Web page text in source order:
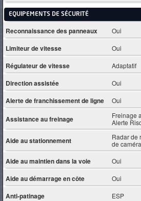
EQUIPEMENTS DE SÉCURITÉ
Reconnaissance des panneaux Oui
Limiteur de vitesse Oui
Régulateur de vitesse Adaptatif
Direction assistée Oui
Alerte de franchissement de ligne Oui
Assistance au freinage
Freinage
Alerte
Aide au stationnement
Radar de
de
Aide au maintien dans la voie Oui
Aide au démarrage en côte Oui
Anti-patinage ESP